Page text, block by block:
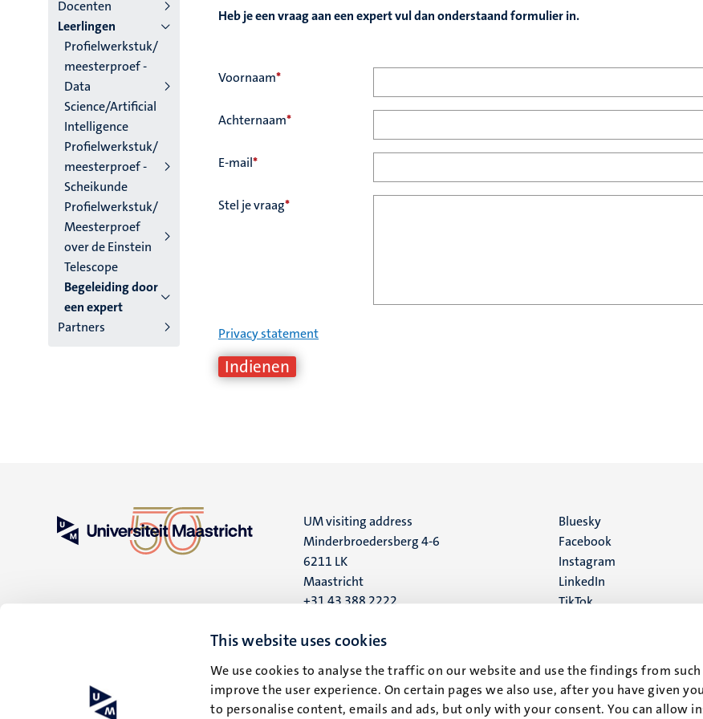
This website uses cookies
We use cookies to analyse the traffic on our website and use the findings from such
improve the user experience. On certain pages we also use, after you have given
to personalise content, emails and ads, but only with your consent. You can allow
4
Nederlands
(NL)
Docenten
Leerlingen
Profielwerkstuk/
meesterproef -
Data
Science/Artificial
Intelligence
Profielwerkstuk/
meesterproef -
Scheikunde
Profielwerkstuk/
Meesterproef
over de Einstein
Telescope
Begeleiding door
een expert
Partners
Heb je een vraag aan een expert vul dan onderstaand formulier in.
Voornaam*
Achternaam*
E-mail*
Stel je vraag*
Privacy statement
UM visiting address
Minderbroedersberg 4-6
6211 LK
Maastricht
+31 43 388 2222
UM postal address
6200 MD
Maastricht
Social
media
Bluesky
Facebook
Instagram
LinkedIn
TikTok